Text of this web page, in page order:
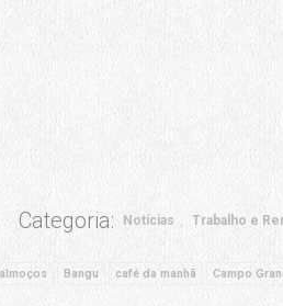
Categoria: Notícias Trabalho e
almoços Bangu café da manhã Campo